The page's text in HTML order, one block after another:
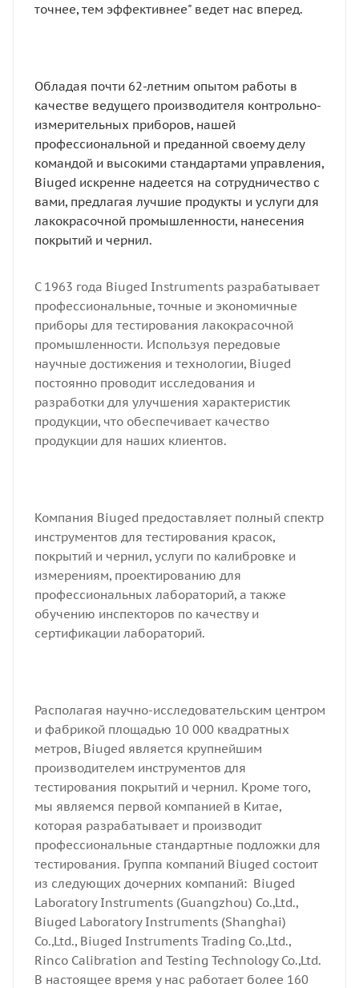
точнее, тем эффективнее" ведет нас вперед.
Обладая почти 62-летним опытом работы в
качестве ведущего производителя контрольно-
измерительных приборов, нашей
профессиональной и преданной своему делу
командой и высокими стандартами управления,
Biuged искренне надеется на сотрудничество с
вами, предлагая лучшие продукты и услуги для
лакокрасочной промышленности, нанесения
покрытий и чернил.
С 1963 года Biuged Instruments разрабатывает
профессиональные, точные и экономичные
приборы для тестирования лакокрасочной
промышленности. Используя передовые
научные достижения и технологии, Biuged
постоянно проводит исследования и
разработки для улучшения характеристик
продукции, что обеспечивает качество
продукции для наших клиентов.
Компания Biuged предоставляет полный спектр
инструментов для тестирования красок,
покрытий и чернил, услуги по калибровке и
измерениям, проектированию для
профессиональных лабораторий, а также
обучению инспекторов по качеству и
сертификации лабораторий.
Располагая научно-исследовательским центром
и фабрикой площадью 10 000 квадратных
метров, Biuged является крупнейшим
производителем инструментов для
тестирования покрытий и чернил. Кроме того,
мы являемся первой компанией в Китае,
которая разрабатывает и производит
профессиональные стандартные подложки для
тестирования. Группа компаний Biuged состоит
из следующих дочерних компаний: Biuged
Laboratory Instruments (Guangzhou) Co.,Ltd.,
Biuged Laboratory Instruments (Shanghai)
Co.,Ltd., Biuged Instruments Trading Co.,Ltd.,
Rinco Calibration and Testing Technology Co.,Ltd.
В настоящее время у нас работает более 160